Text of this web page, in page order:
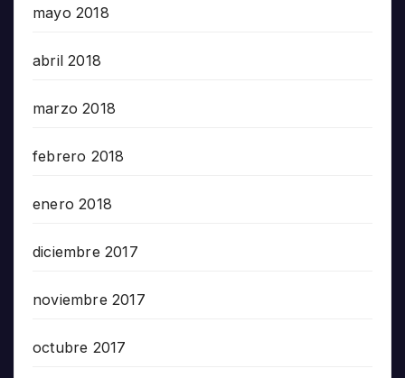
mayo 2018
abril 2018
marzo 2018
febrero 2018
enero 2018
diciembre 2017
noviembre 2017
octubre 2017